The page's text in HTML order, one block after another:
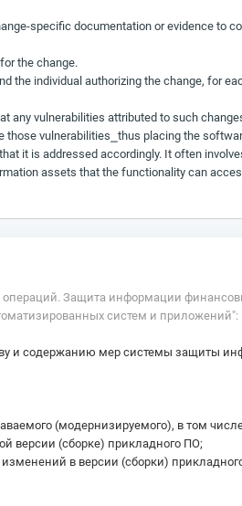
specific documentation or evidence to
the change.
the individual authorizing the change, for
any vulnerabilities attributed to such
vulnerabilities⎯thus placing the
it is addressed accordingly. It often
assets that the functionality can
Защита информации
систем и приложений":
и содержанию мер системы защиты
(модернизируемого), в том
версии (сборке) прикладного ПО;
в версии (сборки)